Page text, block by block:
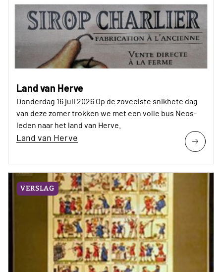
Land van Herve
Donderdag 16 juli 2026 Op de zoveelste snikhete dag
van deze zomer trokken we met een volle bus Neos-
leden naar het land van Herve.
Land van Herve
VERSLAG